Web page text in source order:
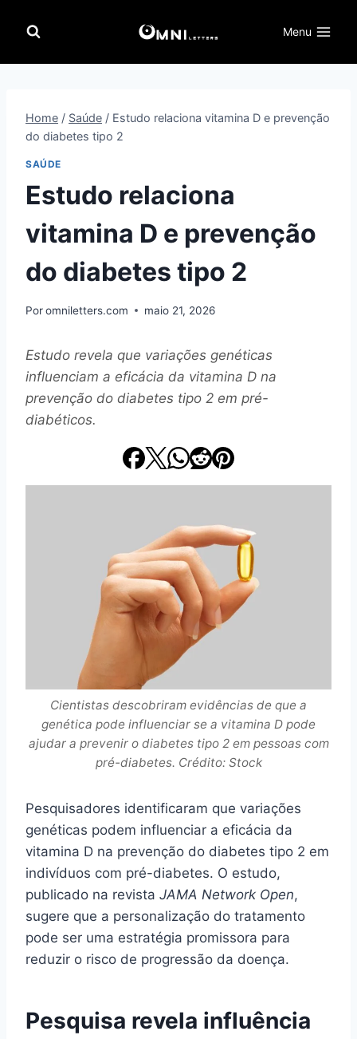
para
Menu
Home / Saúde / Estudo relaciona vitamina D e prevenção
do diabetes tipo 2
SAÚDE
Estudo relaciona
vitamina D e prevenção
do diabetes tipo 2
Poromniletters.com maio 21, 2026
Estudo revela que variações genéticas
influenciam a eficácia da vitamina D na
prevenção do diabetes tipo 2 em pré-
diabéticos.
Cientistas descobriram evidências de que a
genética pode influenciar se a vitamina D pode
ajudar a prevenir o diabetes tipo 2 em pessoas com
pré-diabetes. Crédito: Stock
Pesquisadores identificaram que variações
genéticas podem influenciar a eficácia da
vitamina D na prevenção do diabetes tipo 2 em
indivíduos com pré-diabetes. O estudo,
publicado na revista JAMA Network Open,
sugere que a personalização do tratamento
pode ser uma estratégia promissora para
reduzir o risco de progressão da doença.
Pesquisa revela influência